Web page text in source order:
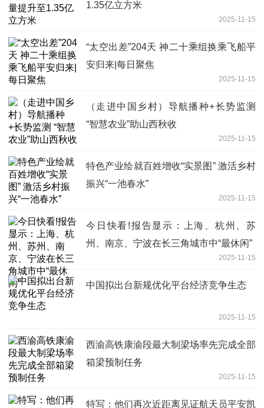
1.35亿立方米
2025-11-15
“太空出差”204天 神二十乘组换乘飞船平
安归来|每日聚焦
2025-11-15
（走进中国乡村）导航播种+长势监测
“智慧农业”助山西秋收
2025-11-15
特色产业绘就百姓增收“实景图” 激活乡村
振兴“一池春水”
2025-11-15
今日快看!报告显示：上海、杭州、苏
州、南京、宁波在长三角城市中“最休闲”
2025-11-15
中国拟出台新规优化平台经济竞争生态
2025-11-15
西渝高铁康渝段最大制梁场率先完成全部
箱梁预制任务
2025-11-15
特写：他们再次近距离见证航天员平安凯